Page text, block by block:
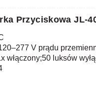
Przyciskowa JL-
V prądu
włączony;50 luksów